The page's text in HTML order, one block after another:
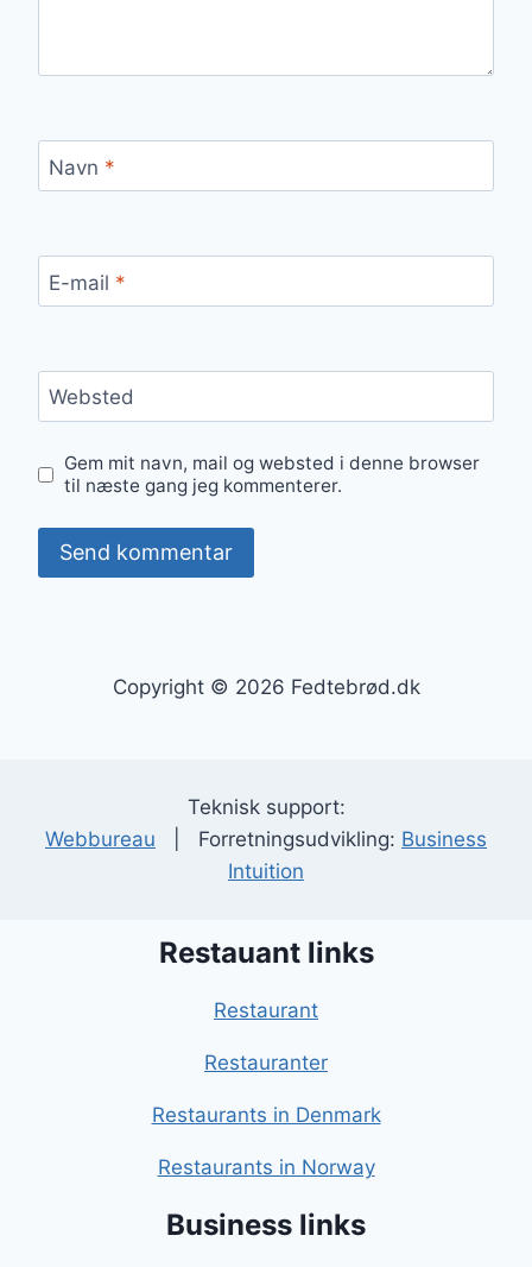
Navn *
E-mail *
Websted
Gem mit navn, mail og websted i denne browser
til næste gang jeg kommenterer.
Copyright © 2026 Fedtebrød.dk
Teknisk support:
Webbureau | Forretningsudvikling: Business
Intuition
Restauant links
Restaurant
Restauranter
Restaurants in Denmark
Restaurants in Norway
Business links